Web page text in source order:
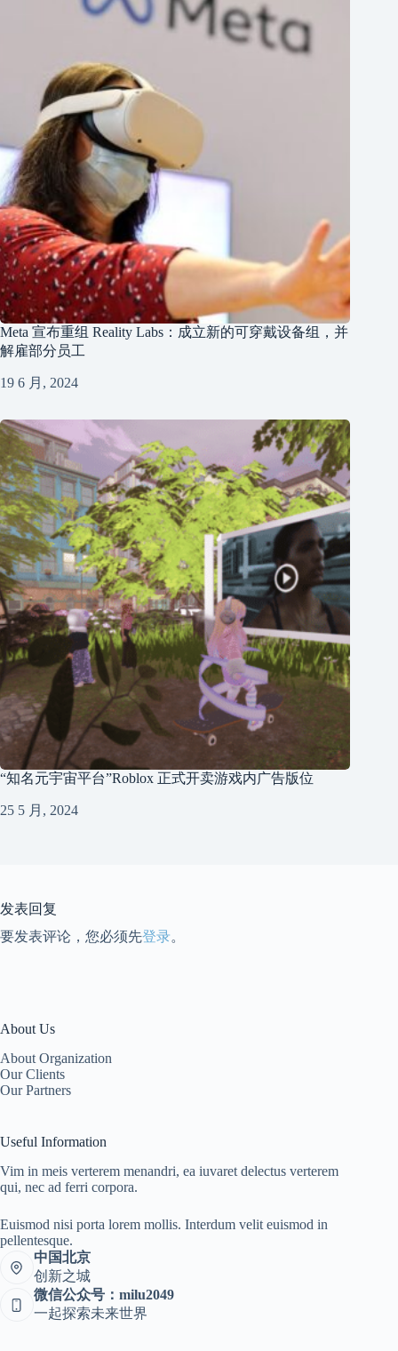
Meta 宣布重组 Reality Labs：成立新的可穿戴设备组，并
解雇部分员工
19 6 月, 2024
“知名元宇宙平台”Roblox 正式开卖游戏内广告版位
25 5 月, 2024
发表回复
要发表评论，您必须先登录。
About Us
About Organization
Our Clients
Our Partners
Useful Information
Vim in meis verterem menandri, ea iuvaret delectus verterem
qui, nec ad ferri corpora.
Euismod nisi porta lorem mollis. Interdum velit euismod in
pellentesque.
中国北京
创新之城
微信公众号：milu2049
一起探索未来世界